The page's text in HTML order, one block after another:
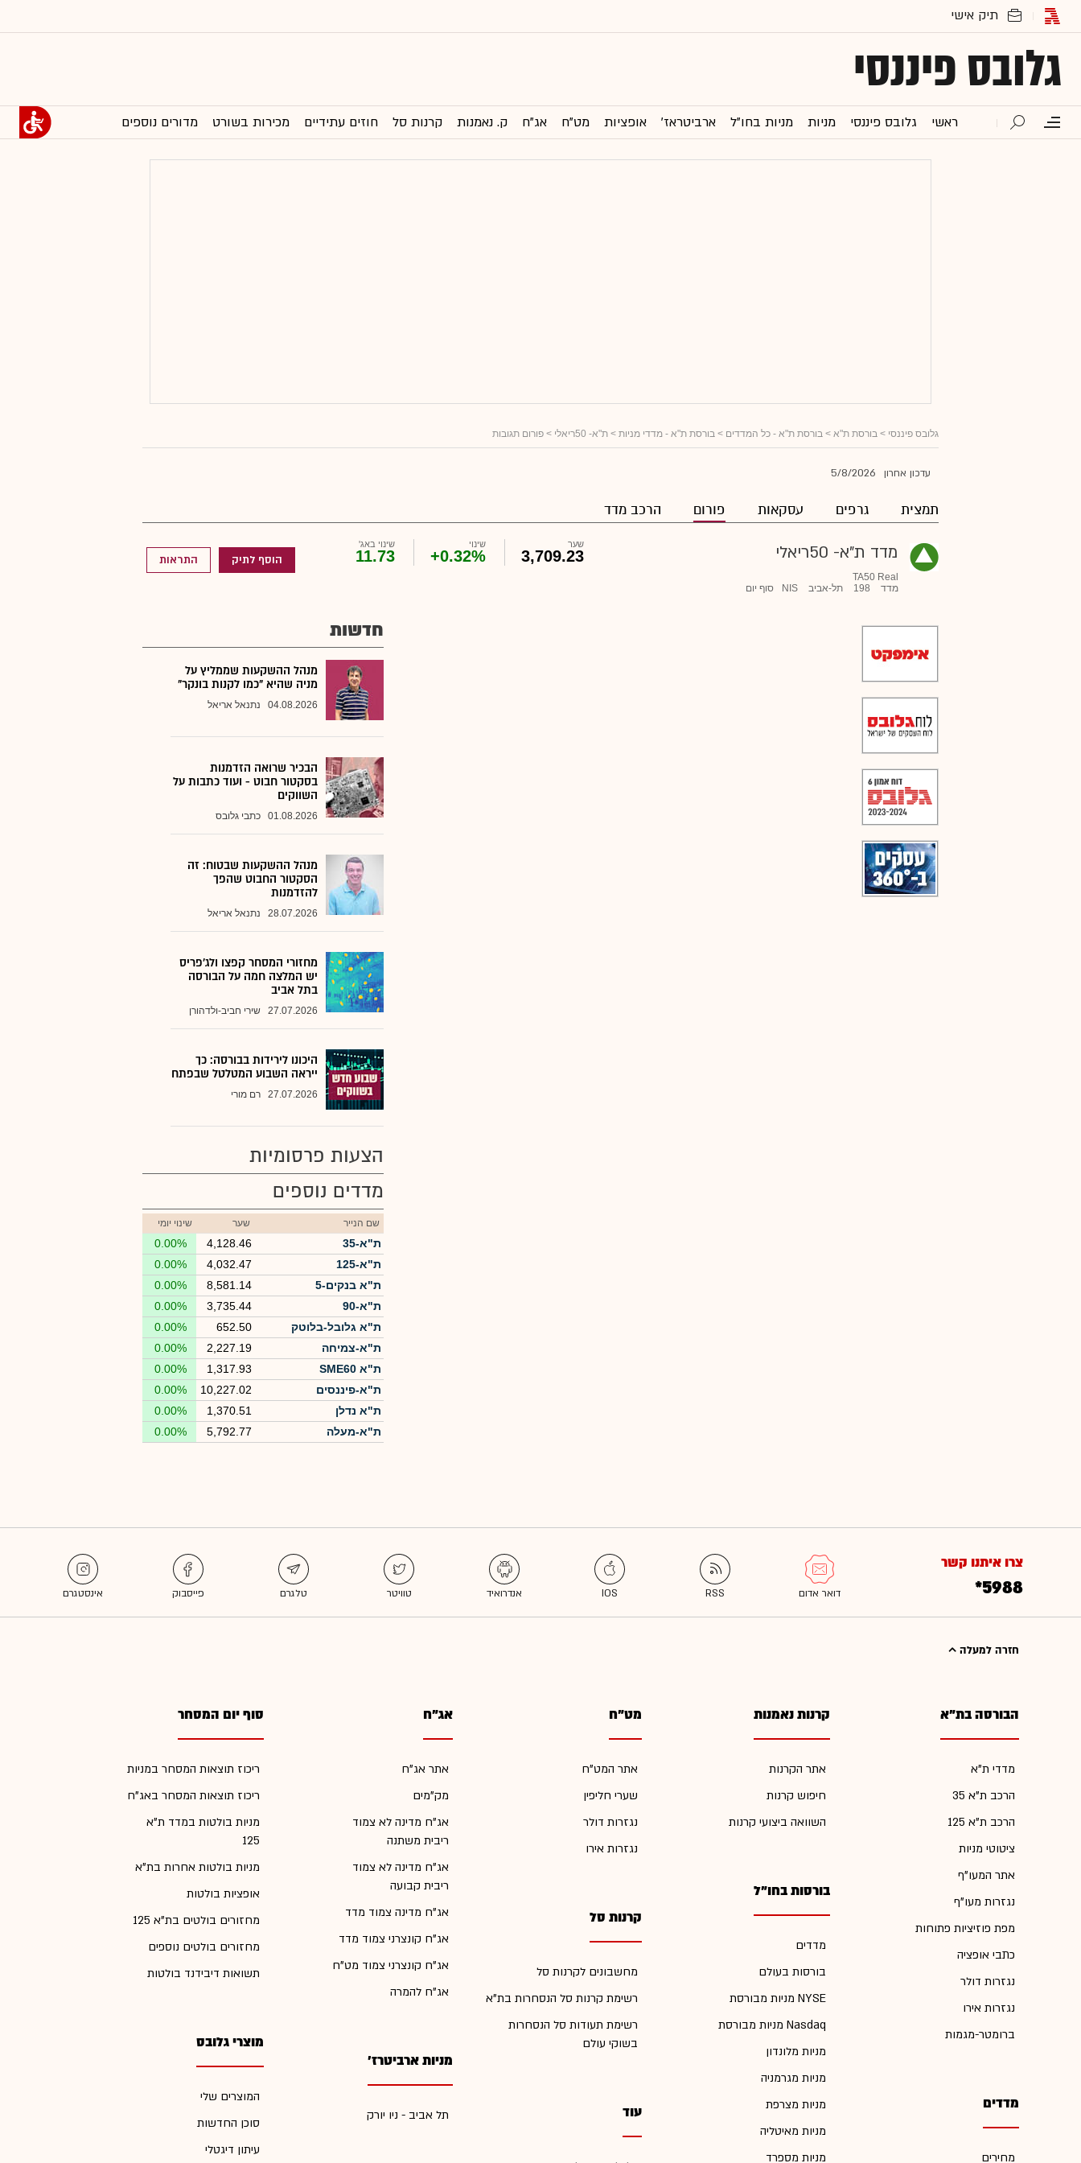
גלובס פיננסי
ראשי גלובס פיננסי מניות מניות בחו"ל ארביטראז' אופציות מט"ח אג"ח ק. נאמנות קרנות סל חוזים עתידיים מכירות בשורט מדורים נוספים
גלובס פיננסי > בורסת ת"א > בורסת ת"א - כל המדדים > בורסת ת"א - מדדי מניות > ת"א- 50ריאלי > פורום תגובות
עדכון אחרון 5/8/2026
תמצית גרפים עסקאות פורום הרכב מדד
מדד ת"א- 50ריאלי
TA50 Real
מדד
198 תל-אביב NIS סוף יום
שער
3,709.23
שינוי
+0.32%
שינוי באג'
11.73 הוסף לתיק התראות
חדשות
מנהל ההשקעות שממליץ על
מניה שהיא "כמו לקנות בונקר"
04.08.2026 נתנאל אריאל
הבכיר שרואה הזדמנות
בסקטור חבוט - ועוד כתבות על
השווקים
01.08.2026 כתבי גלובס
מנהל ההשקעות שבטוח: זה
הסקטור החבוט שהפך
להזדמנות
28.07.2026 נתנאל אריאל
מחזורי המסחר קפצו ולג'פריס
יש המלצה חמה על הבורסה
בתל אביב
27.07.2026 שירי חביב-ולדהורן
היכונו לירידות בבורסה: כך
ייראה השבוע המטלטל שבפתח
27.07.2026 רם מורי
הצעות פרסומיות
מדדים נוספים
שם הנייר שער שינוי יומי
ת"א-35 4,128.46
0.00%
ת"א-125
4,032.47
0.00%
ת"א בנקים-5
8,581.14
0.00%
ת"א-90
3,735.44
0.00%
ת"א גלובל-בלוטק
652.50
0.00%
ת"א-צמיחה
2,227.19
0.00%
ת"א SME60
1,317.93
0.00%
ת"א-פיננסים
10,227.02
0.00%
ת"א נדלן
1,370.51
0.00%
ת"א-מעלה
5,792.77
0.00%
צרו איתנו קשר
*5988
חזרה למעלה
הבורסה בת"א
מדדי ת"א
הרכב ת"א 35
הרכב ת"א 125
ציטוטי מניות
אתר המעו"ף
נגזרות מעו"ף
מפת פוזיציות פתוחות
כתבי אופציה
נגזרות דולר
נגזרות אירו
ברומטר-מגמות
מדדים
מחירים
קרנות נאמנות
אתר הקרנות
חיפוש קרנות
השוואה ביצועי קרנות
בורסות בחו"ל
מדדים
בורסות בעולם
מניות מבורסת NYSE
מניות מבורסת Nasdaq
מניות מלונדון
מניות מגרמניה
מניות מצרפת
מניות מאיטליה
מניות מספרד
מט"ח
אתר המט"ח
שערי חליפין
נגזרות דולר
נגזרות אירו
קרנות סל
מחשבונים לקרנות סל
רשימת קרנות סל הנסחרות בת"א
רשימת תעודות סל הנסחרות
בשוקי עולם
עוד
אג"ח
אתר אג"ח
מק"מים
אג"ח מדינה לא צמוד
ריבית משתנה
אג"ח מדינה לא צמוד
ריבית קבועה
אג"ח מדינה צמוד מדד
אג"ח קונצרני צמוד מדד
אג"ח קונצרני צמוד מט"ח
אג"ח להמרה
מניות ארביטרז'
תל אביב - ניו יורק
סוף יום המסחר
ריכוז תוצאות המסחר במניות
ריכוז תוצאות המסחר באג"ח
מניות בולטות במדד ת"א
125
מניות בולטות אחרות בת"א
אופציות בולטות
מחזורים בולטים בת"א 125
מחזורים בולטים נוספים
תשואות דיבידנד בולטות
מוצרי גלובס
המוצרים שלי
סוכן החדשות
עיתון דיגטלי